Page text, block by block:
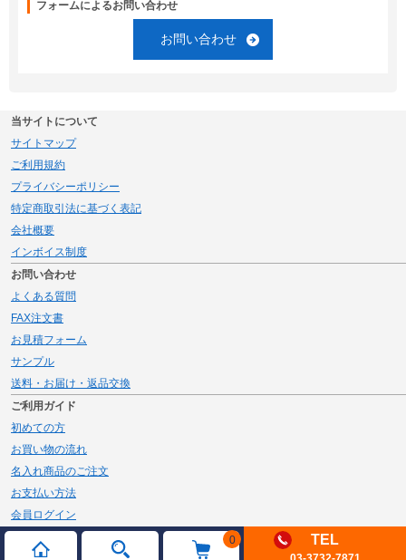
0 TEL
フォームによるお問い合わせ
お問い合わせ
当サイトについて
サイトマップ
ご利用規約
プライバシーポリシー
特定商取引法に基づく表記
会社概要
インボイス制度
お問い合わせ
よくある質問
FAX注文書
お見積フォーム
サンプル
送料・お届け・返品交換
ご利用ガイド
初めての方
お買い物の流れ
名入れ商品のご注文
お支払い方法
会員ログイン
メルマガ登録